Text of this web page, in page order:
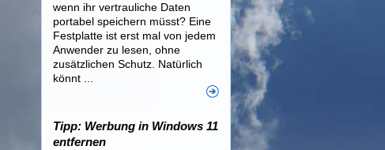
wenn ihr vertrauliche Daten
portabel speichern müsst? Eine
Festplatte ist erst mal von jedem
Anwender zu lesen, ohne
zusätzlichen Schutz. Natürlich
könnt ...
Tipp: Werbung in Windows 11
entfernen